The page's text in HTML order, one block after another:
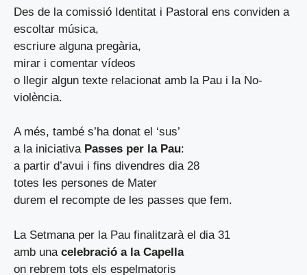
Des de la comissió Identitat i Pastoral ens conviden a
escoltar música,
escriure alguna pregària,
mirar i comentar vídeos
o llegir algun texte relacionat amb la Pau i la No-
violència.
A més, també s’ha donat el ‘sus’
a la iniciativa Passes per la Pau:
a partir d’avui i fins divendres dia 28
totes les persones de Mater
durem el recompte de les passes que fem.
La Setmana per la Pau finalitzarà el dia 31
amb una celebració a la Capella
on rebrem tots els espelmatoris